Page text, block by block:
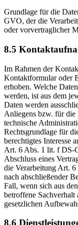
Grundlage für die
GVO, der die
oder vorvertraglicher
8.5
Im Rahmen der
Kontaktformular oder
erhoben. Welche
werden, ist aus dem
Daten werden
Anliegens bzw. für die
technische
Rechtsgrundlage für
berechtigtes Interesse
Art. 6 Abs. 1 lit. f DS-
Abschluss eines
die Verarbeitung Art.
nach abschließender
Fall, wenn sich aus
betroffene
gesetzlichen
8.6